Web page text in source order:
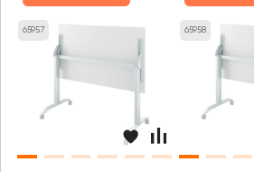
65957 65958